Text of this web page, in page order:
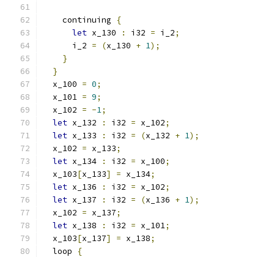
    continuing
{
let x_130 : i32 = i_2;
      i_2
= (x_130 + 1);
}
}
  x_100
= 0;
  x_101
= 9;
  x_102
= -1;
let x_132 : i32 = x_102;
let x_133 : i32 = (x_132 + 1);
  x_102
= x_133;
let x_134 : i32 = x_100;
  x_103
[x_133] = x_134;
let x_136 : i32 = x_102;
let x_137 : i32 = (x_136 + 1);
  x_102
= x_137;
let x_138 : i32 = x_101;
  x_103
[x_137] = x_138;
  loop
{